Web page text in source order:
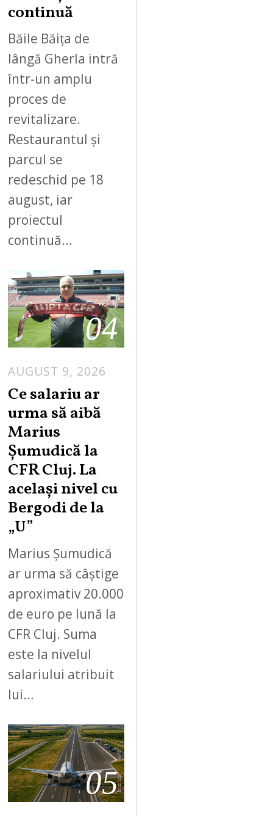
continuă
Băile Băița de
lângă Gherla intră
într-un amplu
proces de
revitalizare.
Restaurantul și
parcul se
redeschid pe 18
august, iar
proiectul
continuă…
04
AUGUST 9, 2026
Ce salariu ar
urma să aibă
Marius
Șumudică la
CFR Cluj. La
același nivel cu
Bergodi de la
„U”
Marius Șumudică
ar urma să câștige
aproximativ 20.000
de euro pe lună la
CFR Cluj. Suma
este la nivelul
salariului atribuit
lui…
05